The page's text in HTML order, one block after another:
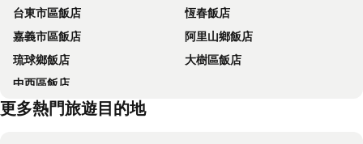
高雄國際會館
Hoya Resort Hotel Kaohsiung
H2O Hotel
康橋商旅 - 後驛九如館
JÒHŌ HOTEL Kaohsiung
Howard Plaza Hotel Kaohsiung
高雄御宿商旅 - 後驛館
頭等艙飯店 - 高雄館
高雄義大世界
高雄市立美術館
高雄85大樓
台南大東夜市
佛光山佛陀紀念館
高雄義守大學
高雄技擊館
茂林國家風景區
台東市區飯店
恆春飯店
嘉義市區飯店
阿里山鄉飯店
琉球鄉飯店
大樹區飯店
中西區飯店
更多熱門旅遊目的地